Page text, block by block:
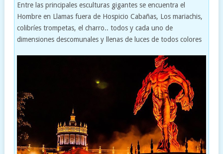
Entre las principales esculturas gigantes se encuentra el
Hombre en Llamas fuera de Hospicio Cabañas, Los mariachis,
colibríes trompetas, el charro.. todos y cada uno de
dimensiones descomunales y llenas de luces de todos colores